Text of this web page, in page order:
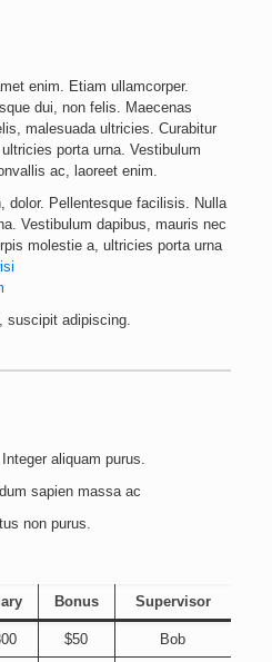
enim. Etiam ullamcorper.
dui, non felis. Maecenas
malesuada ultricies. Curabitur
porta urna. Vestibulum
ac, laoreet enim.
dolor. Pellentesque facilisis. Nulla
Vestibulum dapibus, mauris nec
molestie a, ultricies porta urna
suscipit adipiscing.
aliquam purus.
sapien massa ac
non purus.
Bonus Supervisor
$50 Bob